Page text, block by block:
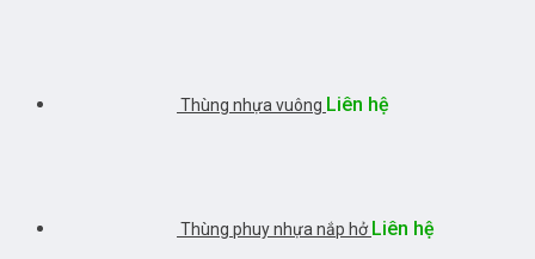
Thùng nhựa vuông Liên hệ
Thùng phuy nhựa nắp hở Liên hệ